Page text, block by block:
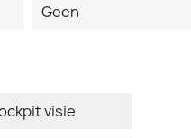
Geen
visie